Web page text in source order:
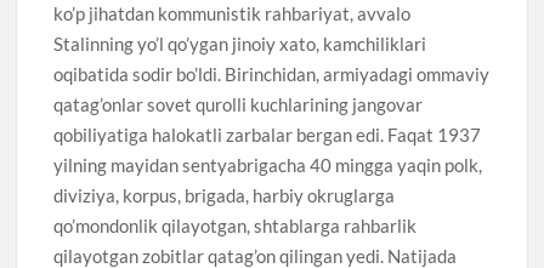
ko’p jihatdan kommunistik rahbariyat, avvalo
Stalinning yo’l qo’ygan jinoiy xato, kamchiliklari
oqibatida sodir bo’ldi. Birinchidan, armiyadagi ommaviy
qatag’onlar sovet qurolli kuchlarining jangovar
qobiliyatiga halokatli zarbalar bergan edi. Faqat 1937
yilning mayidan sentyabrigacha 40 mingga yaqin polk,
diviziya, korpus, brigada, harbiy okruglarga
qo’mondonlik qilayotgan, shtablarga rahbarlik
qilayotgan zobitlar qatag’on qilingan yedi. Natijada